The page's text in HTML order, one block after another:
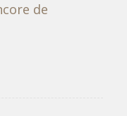
de